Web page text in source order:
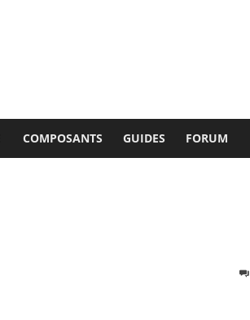
COMPOSANTS GUIDES FORUM